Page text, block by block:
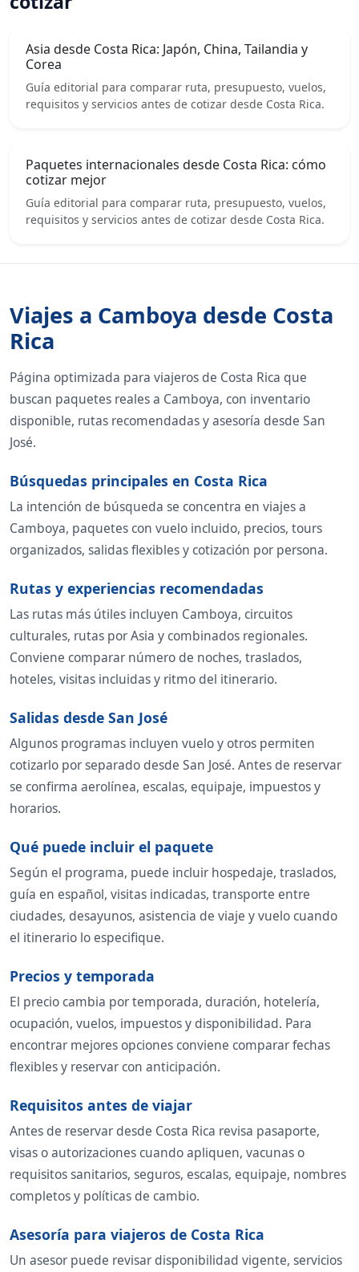
Asia desde Costa Rica: Japón, China, Tailandia y
Corea
Guía editorial para comparar ruta, presupuesto, vuelos,
requisitos y servicios antes de cotizar desde Costa Rica.
Paquetes internacionales desde Costa Rica: cómo
cotizar mejor
Guía editorial para comparar ruta, presupuesto, vuelos,
requisitos y servicios antes de cotizar desde Costa Rica.
Viajes a Camboya desde Costa
Rica
Página optimizada para viajeros de Costa Rica que
buscan paquetes reales a Camboya, con inventario
disponible, rutas recomendadas y asesoría desde San
José.
Búsquedas principales en Costa Rica
La intención de búsqueda se concentra en viajes a
Camboya, paquetes con vuelo incluido, precios, tours
organizados, salidas flexibles y cotización por persona.
Rutas y experiencias recomendadas
Las rutas más útiles incluyen Camboya, circuitos
culturales, rutas por Asia y combinados regionales.
Conviene comparar número de noches, traslados,
hoteles, visitas incluidas y ritmo del itinerario.
Salidas desde San José
Algunos programas incluyen vuelo y otros permiten
cotizarlo por separado desde San José. Antes de reservar
se confirma aerolínea, escalas, equipaje, impuestos y
horarios.
Qué puede incluir el paquete
Según el programa, puede incluir hospedaje, traslados,
guía en español, visitas indicadas, transporte entre
ciudades, desayunos, asistencia de viaje y vuelo cuando
el itinerario lo especifique.
Precios y temporada
El precio cambia por temporada, duración, hotelería,
ocupación, vuelos, impuestos y disponibilidad. Para
encontrar mejores opciones conviene comparar fechas
flexibles y reservar con anticipación.
Requisitos antes de viajar
Antes de reservar desde Costa Rica revisa pasaporte,
visas o autorizaciones cuando apliquen, vacunas o
requisitos sanitarios, seguros, escalas, equipaje, nombres
completos y políticas de cambio.
Asesoría para viajeros de Costa Rica
Un asesor puede revisar disponibilidad vigente, servicios